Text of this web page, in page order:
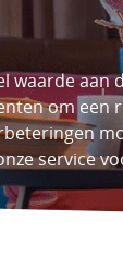
waarde
om een
service